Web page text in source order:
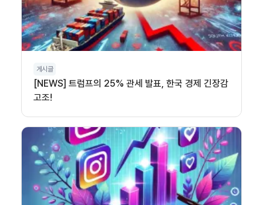
게시글
[NEWS] 트럼프의 25% 관세 발표, 한국 경제 긴장감
고조!